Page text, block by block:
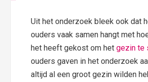
Uit het onderzoek bleek ook dat
ouders vaak samen hangt met
het heeft gekost om hetgezin te
ouders gaven in het onderzoek
altijd al een groot gezin wilden